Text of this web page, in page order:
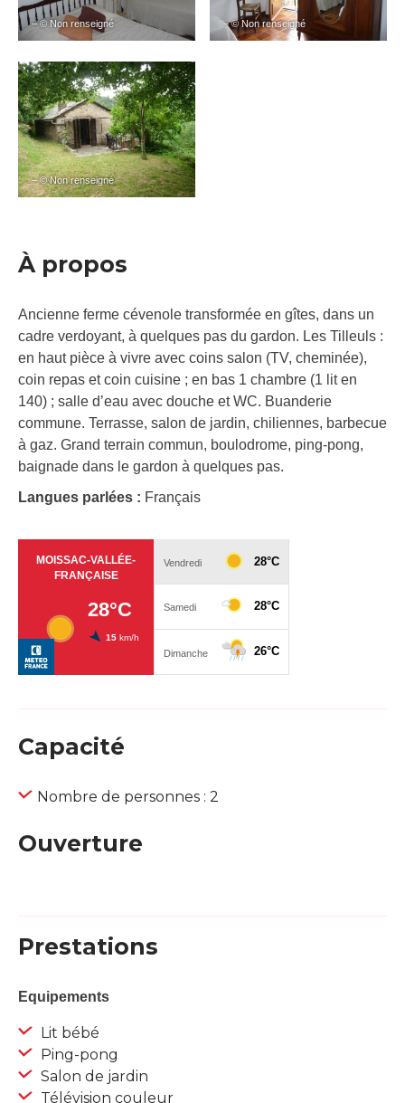
– © Non renseigné – © Non renseigné
– © Non renseigné
À propos
Ancienne ferme cévenole transformée en gîtes, dans un
cadre verdoyant, à quelques pas du gardon. Les Tilleuls :
en haut pièce à vivre avec coins salon (TV, cheminée),
coin repas et coin cuisine ; en bas 1 chambre (1 lit en
140) ; salle d’eau avec douche et WC. Buanderie
commune. Terrasse, salon de jardin, chiliennes, barbecue
à gaz. Grand terrain commun, boulodrome, ping-pong,
baignade dans le gardon à quelques pas.
Langues parlées : Français
Capacité
Nombre de personnes : 2
Ouverture
Prestations
Equipements
Lit bébé
Ping-pong
Salon de jardin
Télévision couleur